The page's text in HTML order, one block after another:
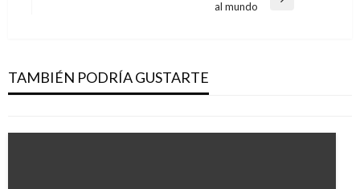
al mundo
TAMBIÉN PODRÍA GUSTARTE
taxis en Bogotá
Andres Felipe Gama jueves octubre 13, 2016